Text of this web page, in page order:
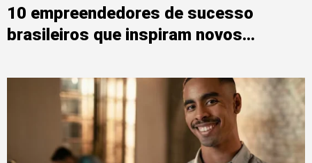
10 empreendedores de sucesso
brasileiros que inspiram novos